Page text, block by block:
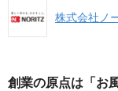
株式会社ノ
創業の原点は「お